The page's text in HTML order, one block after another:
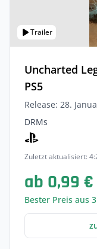
Trailer
Uncharted
PS5
Release: 28.
DRMs
Zuletzt aktualisiert:
ab 0,99 €
Bester Preis aus